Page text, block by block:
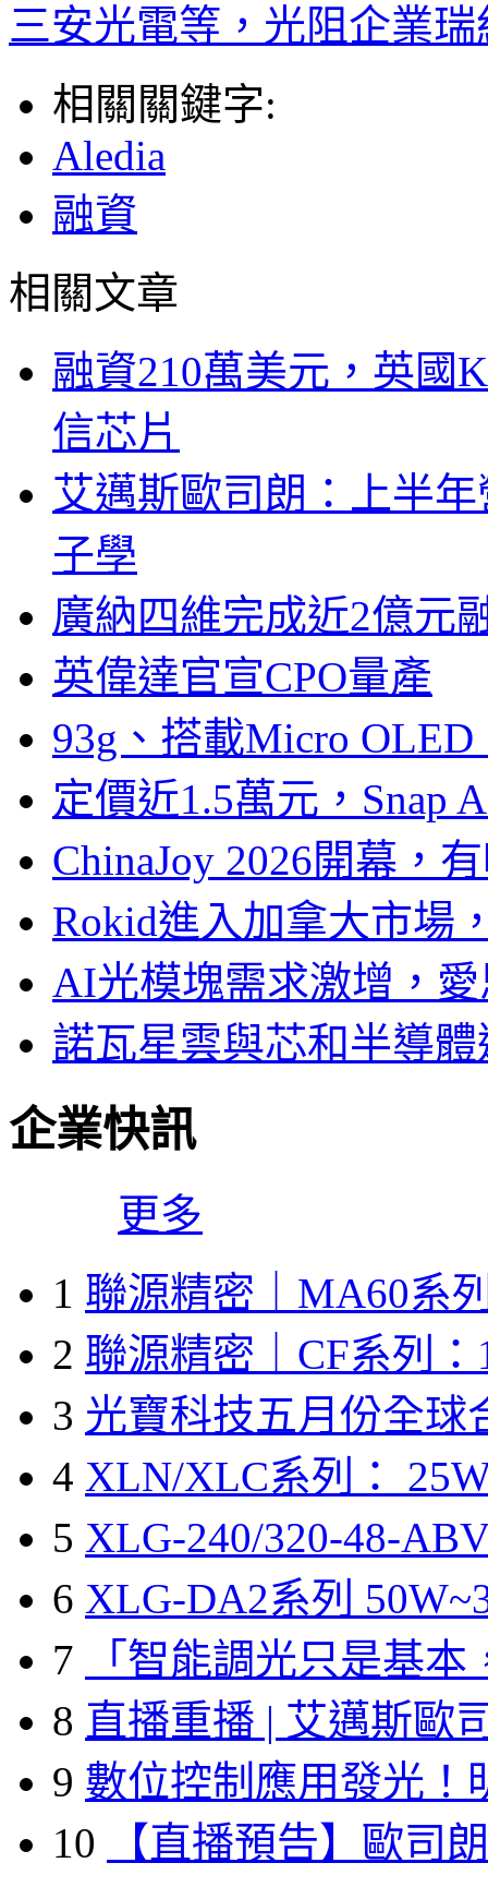
三安光電等，光阻企業
相關關鍵字:
Aledia
融資
相關文章
融資210萬美元，英國
信芯片
艾邁斯歐司朗：上半
子學
廣納四維完成近2億元
英偉達官宣CPO量產
93g、搭載Micro
定價近1.5萬元，Snap
ChinaJoy 2026開幕，
Rokid進入加拿大市場
AI光模塊需求激增，
諾瓦星雲與芯和半導
企業快訊
更多
1 聯源精密｜MA60系
2 聯源精密｜CF系列：
3 光寶科技五月份全球
4 XLN/XLC系列：
5 XLG-240/320-48-
6 XLG-DA2系列
7
「智能調光只是基本
8 直播重播 | 艾邁斯歐
9 數位控制應用發光！
10
【直播預告】歐司